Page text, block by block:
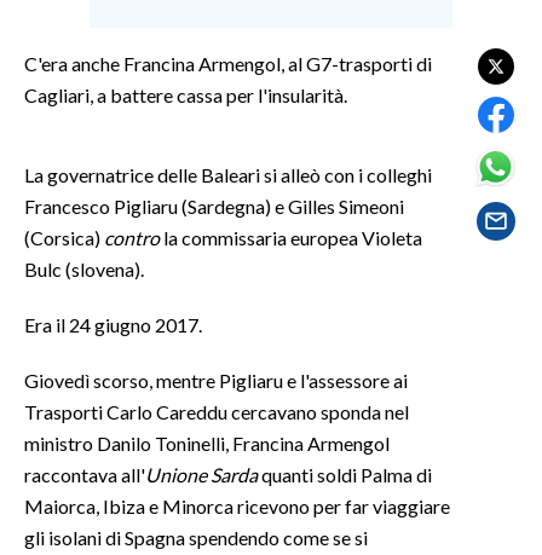
CULTURA
GOSSIP
SALUTE
SARDEGNA TURISMO
SARDI NEL MONDO
NOTIZIE
#CARAUNIONE
C'era anche Francina Armengol, al G7-trasporti di
Cagliari, a battere cassa per l'insularità.
La governatrice delle Baleari si alleò con i colleghi
Francesco Pigliaru (Sardegna) e Gilles Simeoni
(Corsica) controla commissaria europea Violeta
Bulc (slovena).
Era il 24 giugno 2017.
Giovedì scorso, mentre Pigliaru e l'assessore ai
Trasporti Carlo Careddu cercavano sponda nel
ministro Danilo Toninelli, Francina Armengol
raccontava all'Unione Sardaquanti soldi Palma di
Maiorca, Ibiza e Minorca ricevono per far viaggiare
gli isolani di Spagna spendendo come se si